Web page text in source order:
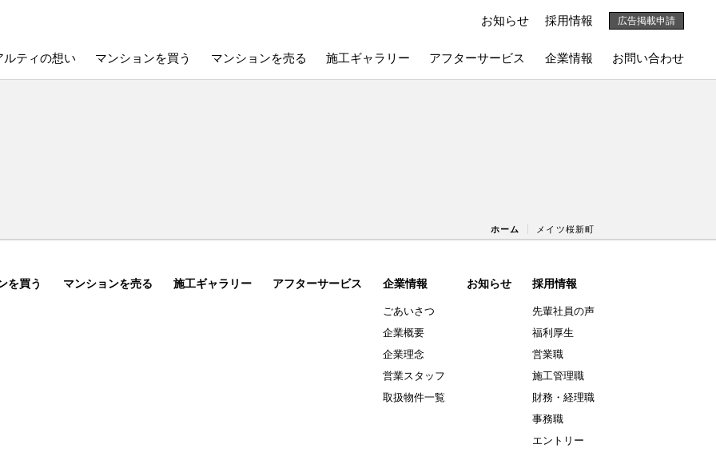
ティの想い マンションを買う マンションを売る 施工ギャラリー アフターサービス 企業情報 お問い合わせ
お知らせ 採用情報 広告掲載申請
ホーム メイツ桜新町
を買う マンションを売る 施工ギャラリー アフターサービス 企業情報
ごあいさつ
企業概要
企業理念
営業スタッフ
取扱物件一覧
お知らせ 採用情報
先輩社員の声
福利厚生
営業職
施工管理職
財務・経理職
事務職
エントリー